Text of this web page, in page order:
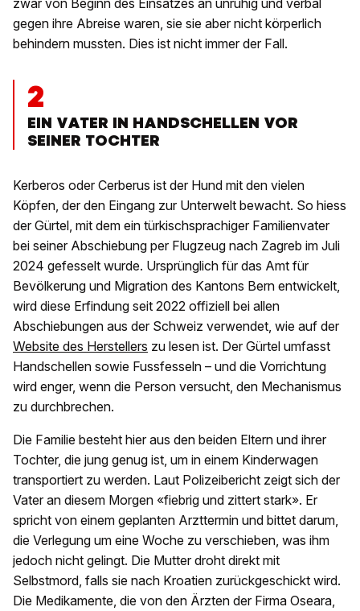
gegen ihre Abreise waren, sie sie aber nicht körperlich
behindern mussten. Dies ist nicht immer der Fall.
2
EIN VATER IN HANDSCHELLEN VOR
SEINER TOCHTER
Kerberos oder Cerberus ist der Hund mit den vielen
Köpfen, der den Eingang zur Unterwelt bewacht. So hiess
der Gürtel, mit dem ein türkischsprachiger Familienvater
bei seiner Abschiebung per Flugzeug nach Zagreb im Juli
2024 gefesselt wurde. Ursprünglich für das Amt für
Bevölkerung und Migration des Kantons Bern entwickelt,
wird diese Erfindung seit 2022 offiziell bei allen
Abschiebungen aus der Schweiz verwendet, wie auf der
Website des Herstellers zu lesen ist. Der Gürtel umfasst
Handschellen sowie Fussfesseln – und die Vorrichtung
wird enger, wenn die Person versucht, den Mechanismus
zu durchbrechen.
Die Familie besteht hier aus den beiden Eltern und ihrer
Tochter, die jung genug ist, um in einem Kinderwagen
transportiert zu werden. Laut Polizeibericht zeigt sich der
Vater an diesem Morgen «fiebrig und zittert stark». Er
spricht von einem geplanten Arzttermin und bittet darum,
die Verlegung um eine Woche zu verschieben, was ihm
jedoch nicht gelingt. Die Mutter droht direkt mit
Selbstmord, falls sie nach Kroatien zurückgeschickt wird.
Die Medikamente, die von den Ärzten der Firma Oseara,